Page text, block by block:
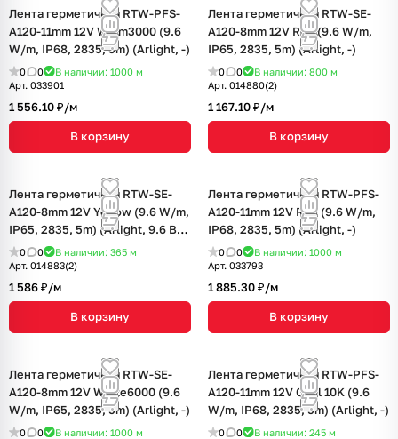
Лента герметичная RTW-PFS-
A120-11mm 12V Warm3000 (9.6
W/m, IP68, 2835, 5m) (Arlight, -)
0 0 В наличии: 1000 м
Арт. 033901
1 556.10 ₽/м
В корзину
Лента герметичная RTW-SE-
A120-8mm 12V Red (9.6 W/m,
IP65, 2835, 5m) (Arlight, -)
0 0 В наличии: 800 м
Арт. 014880(2)
1 167.10 ₽/м
В корзину
Лента герметичная RTW-SE-
A120-8mm 12V Yellow (9.6 W/m,
IP65, 2835, 5m) (Arlight, 9.6 Вт/
м, IP65)
0 0 В наличии: 365 м
Арт. 014883(2)
1 586 ₽/м
В корзину
Лента герметичная RTW-PFS-
A120-11mm 12V Red (9.6 W/m,
IP68, 2835, 5m) (Arlight, -)
0 0 В наличии: 1000 м
Арт. 033793
1 885.30 ₽/м
В корзину
Лента герметичная RTW-SE-
A120-8mm 12V White6000 (9.6
W/m, IP65, 2835, 5m) (Arlight, -)
0 0 В наличии: 1000 м
Лента герметичная RTW-PFS-
A120-11mm 12V Cool 10K (9.6
W/m, IP68, 2835, 5m) (Arlight, -)
0 0 В наличии: 245 м